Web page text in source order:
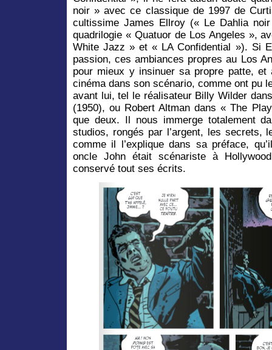
noir » avec ce classique de 1997 de
cultissime James Ellroy (« Le Dahlia
quadrilogie « Quatuor de Los Angeles »,
White Jazz » et « LA Confidential »). Si
passion, ces ambiances propres au Los
pour mieux y insinuer sa propre patte, et
cinéma dans son scénario, comme ont pu
avant lui, tel le réalisateur Billy Wilder
(1950), ou Robert Altman dans « The
que deux. Il nous immerge totalement
studios, rongés par l’argent, les secrets,
comme il l’explique dans sa préface,
oncle John était scénariste à
conservé tout ses écrits.